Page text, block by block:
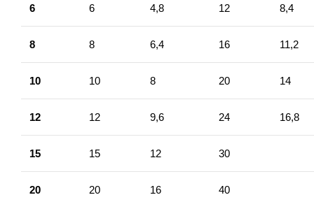
6 6 4,8 12 8,4
8 8 6,4 16 11,2
10 10 8 20 14
12 12 9,6 24 16,8
15 15 12 30
20 20 16 40